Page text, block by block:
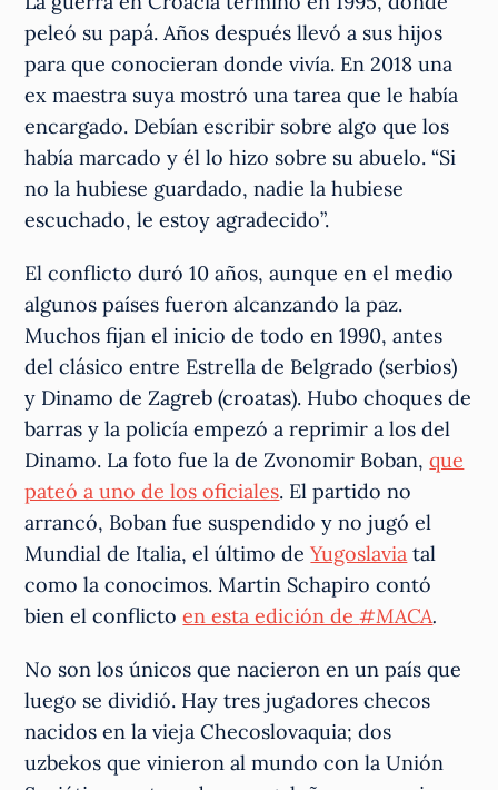
peleó su papá. Años después llevó a sus hijos
para que conocieran donde vivía. En 2018 una
ex maestra suya mostró una tarea que le había
encargado. Debían escribir sobre algo que los
había marcado y él lo hizo sobre su abuelo. “Si
no la hubiese guardado, nadie la hubiese
escuchado, le estoy agradecido”.
El conflicto duró 10 años, aunque en el medio
algunos países fueron alcanzando la paz.
Muchos fijan el inicio de todo en 1990, antes
del clásico entre Estrella de Belgrado (serbios)
y Dinamo de Zagreb (croatas). Hubo choques de
barras y la policía empezó a reprimir a los del
Dinamo. La foto fue la de Zvonomir Boban,que
pateó a uno de los oficiales. El partido no
arrancó, Boban fue suspendido y no jugó el
Mundial de Italia, el último deYugoslavia tal
como la conocimos. Martin Schapiro contó
bien el conflictoen esta edición de#MACA.
No son los únicos que nacieron en un país que
luego se dividió. Hay tres jugadores checos
nacidos en la vieja Checoslovaquia; dos
uzbekos que vinieron al mundo con la Unión